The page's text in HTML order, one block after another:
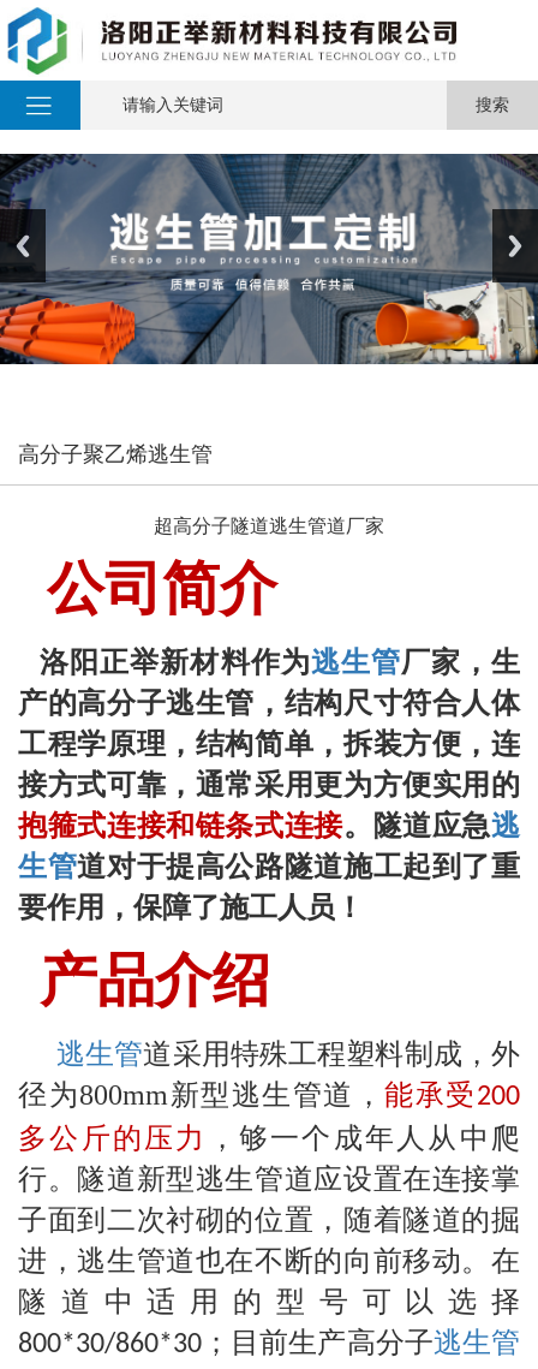
高分子聚乙烯逃生管
超高分子隧道逃生管道厂家
公司简介
洛阳正举新材料作为逃生管厂家，生
产的高分子逃生管，结构尺寸符合人体
工程学原理，结构简单，拆装方便，连
接方式可靠 ， 通常采用更为方便实用的
抱箍式连接和链条式连接。 隧道应急逃
生管道对于提高公路隧道施工起到了重
要作用，保障了施工人员 ！
产品介绍
逃生管道采用特殊工程塑料制成，外
径为800mm新型逃生管道，能承受 200
多公斤的压力
，够一个成年人从中爬
行。隧道新型逃生管道应设置在连接掌
子面到二次衬砌的位置，随着隧道的掘
进，逃生管道也在不断的向前移动。在
隧道中适用的型号可以选择
800*30/860*30 ；目前生产高分子逃生管